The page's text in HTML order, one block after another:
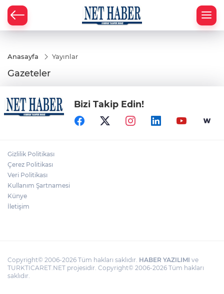
Anasayfa Yayınlar
Gazeteler
Bizi Takip Edin!
Gizlilik Politikası
Çerez Politikası
Veri Politikası
Kullanım Şartnamesi
Künye
İletişim
Copyright© 2006-2026 Tüm hakları saklıdır. HABER YAZILIMI ve
TURKTICARET.NET projesidir. Copyright© 2006-2026 Tüm hakları
saklıdır.